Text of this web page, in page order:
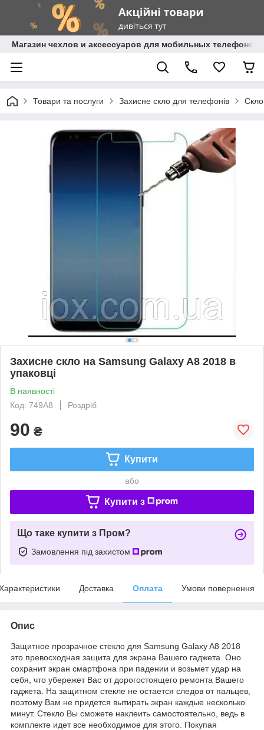
Магазин чехлов и аксессуаров для мобильных телефонов
Товари та послуги Захисне скло для телефонів
Захисне скло на Samsung Galaxy A8 2018 в
упаковці
В наявності
Код: 749А8
Роздріб
90 ₴
Купити
або
Купити з
Що таке купити з Пром?
Замовлення під захистом
Доставка Оплата Умови повернення
Опис
Защитное прозрачное стекло для Samsung Galaxy A8 2018
это превосходная защита для экрана Вашего гаджета. Оно
сохранит экран смартфона при падении и возьмет удар на
себя, что убережет Вас от дорогостоящего ремонта Вашего
гаджета. На защитном стекле не остается следов от пальцев,
поэтому Вам не придется вытирать экран каждые несколько
минут. Стекло Вы сможете наклеить самостоятельно, ведь в
комплекте идет все необходимое для этого. Покупая